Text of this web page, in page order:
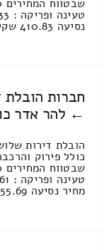
נסיעה 410.83 שקל / זמן נסיעה בין [...]
חברות
← להר אדר
הובלת דירות
מחיר נסיעה 1055.69 שקל / זמן נסיעה בין ערים [...]